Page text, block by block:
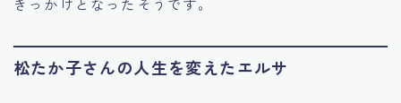
松たか子さんの人生を変えたエルサ